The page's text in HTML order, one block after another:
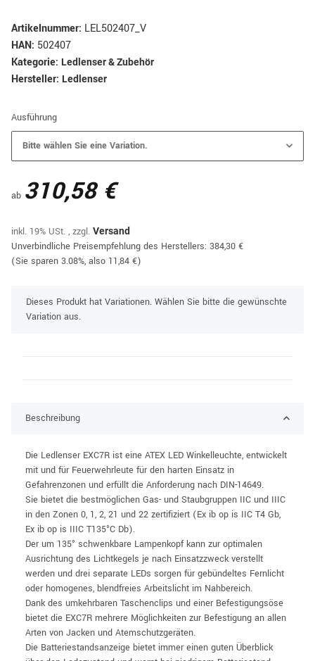
Artikelnummer: LEL502407_V
HAN: 502407
Kategorie: Ledlenser & Zubehör
Hersteller: Ledlenser
Ausführung
Bitte wählen Sie eine Variation.
ab 310,58 €
inkl. 19% USt. , zzgl. Versand
Unverbindliche Preisempfehlung des Herstellers: 384,30 €
(Sie sparen 3.08%, also 11,84 €)
xDieses Produkt hat Variationen. Wählen Sie bitte die gewünschte
Variation aus.
Beschreibung
Die Ledlenser EXC7R ist eine ATEX LED Winkelleuchte, entwickelt
mit und für Feuerwehrleute für den harten Einsatz in
Gefahrenzonen und erfüllt die Anforderung nach DIN-14649.
Sie bietet die bestmöglichen Gas- und Staubgruppen IIC und IIIC
in den Zonen 0, 1, 2, 21 und 22 zertifiziert (Ex ib op is IIC T4 Gb,
Ex ib op is IIIC T135°C Db).
Der um 135° schwenkbare Lampenkopf kann zur optimalen
Ausrichtung des Lichtkegels je nach Einsatzzweck verstellt
werden und drei separate LEDs sorgen für gebündeltes Fernlicht
oder homogenes, blendfreies Arbeitslicht im Nahbereich.
Dank des umkehrbaren Taschenclips und einer Befestigungsöse
bietet die EXC7R mehrere Möglichkeiten zur Befestigung an allen
Arten von Jacken und Atemschutzgeräten.
Die Batteriestandsanzeige bietet immer einen guten Überblick